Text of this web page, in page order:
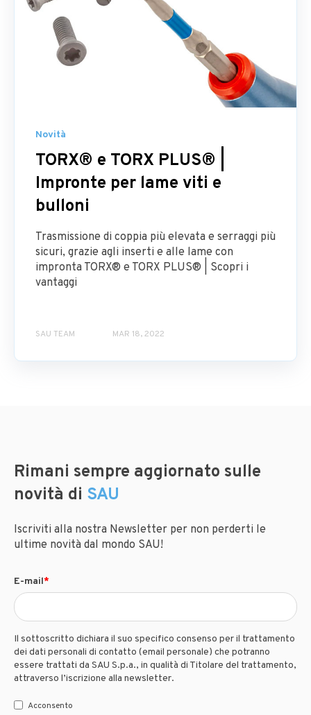
Novità
TORX® e TORX PLUS® |
Impronte per lame viti e
bulloni
Trasmissione di coppia più elevata e serraggi più
sicuri, grazie agli inserti e alle lame con
impronta TORX® e TORX PLUS® | Scopri i
vantaggi
SAU TEAM MAR 18, 2022
Rimani sempre aggiornato sulle
novità di SAU
Iscriviti alla nostra Newsletter per non perderti le
ultime novità dal mondo SAU!
E-mail*
Il sottoscritto dichiara il suo specifico consenso per il trattamento
dei dati personali di contatto (email personale) che potranno
essere trattati da SAU S.p.a., in qualità di Titolare del trattamento,
attraverso l’iscrizione alla newsletter.
Acconsento